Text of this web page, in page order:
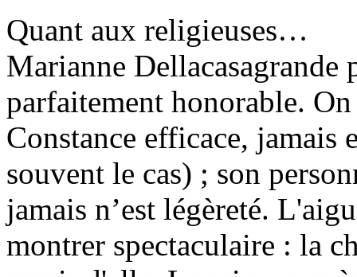
Quant aux religieuses…
Marianne
parfaitement honorable.
Constance efficace, jamais
souvent le cas) ; son
jamais n’est légèreté.
montrer spectaculaire : la